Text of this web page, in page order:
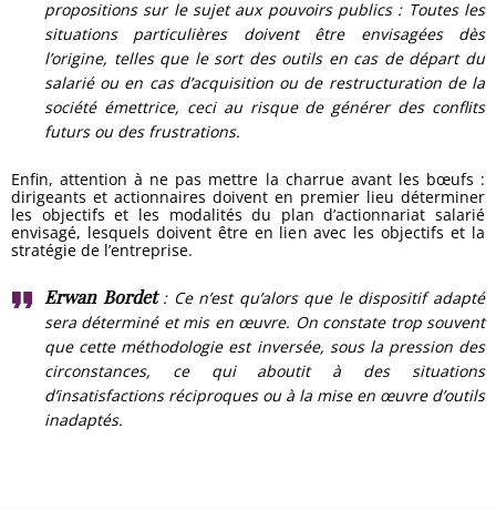
propositions sur le sujet aux pouvoirs publics : Toutes les
situations particulières doivent être envisagées dès
l’origine, telles que le sort des outils en cas de départ du
salarié ou en cas d’acquisition ou de restructuration de la
société émettrice, ceci au risque de générer des conflits
futurs ou des frustrations.
Enfin, attention à ne pas mettre la charrue avant les bœufs :
dirigeants et actionnaires doivent en premier lieu déterminer
les objectifs et les modalités du plan d’actionnariat salarié
envisagé, lesquels doivent être en lien avec les objectifs et la
stratégie de l’entreprise.
Erwan Bordet: Ce n’est qu’alors que le dispositif adapté
sera déterminé et mis en œuvre. On constate trop souvent
que cette méthodologie est inversée, sous la pression des
circonstances, ce qui aboutit à des situations
d’insatisfactions réciproques ou à la mise en œuvre d’outils
inadaptés.